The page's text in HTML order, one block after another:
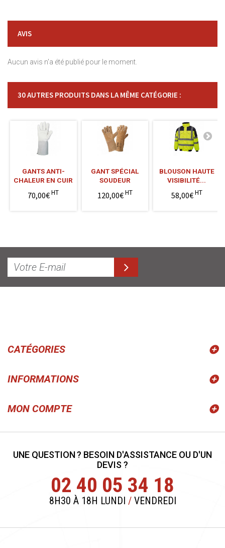
AVIS
Aucun avis n'a été publié pour le moment.
30 AUTRES PRODUITS DANS LA MÊME CATÉGORIE :
GANTS ANTI-
CHALEUR EN CUIR
70,00€HT
GANT SPÉCIAL
SOUDEUR
120,00€HT
BLOUSON HAUTE
VISIBILITÉ...
58,00€HT
CATÉGORIES
INFORMATIONS
MON COMPTE
UNE QUESTION ? BESOIN D'ASSISTANCE OU D'UN
DEVIS ?
02 40 05 34 18
8H30 À 18H LUNDI /VENDREDI